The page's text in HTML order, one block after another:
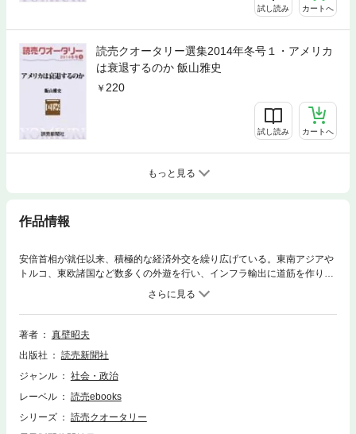
試し読み カートへ
読売クオータリー選集2014年冬号１・アメリカ
は衰退するのか 飯山雅史
220
試し読み カートへ
もっと見る
作品情報
安倍首相が就任以来、積極的な経済外交を繰り広げている。東南アジアや
トルコ、東欧諸国など数多くの外遊を行い、インフラ輸出に道筋を作り出
している。元みずほ総研首席研究員の筆者は、こうした積極的なトップセ
ールスを評価する一方、経済に傾き過ぎる外交姿勢に苦言を呈し、あらた
めて外交の本来の意味を指摘している。内容：わが国を取り巻く経済環境
の変化▽安倍首相の「経済外交」の実績と成果▽今後、積極経済外交に望
著者
真壁昭夫
出版社
読売新聞社
ジャンル
社会・政治
レーベル
読売ebooks
シリーズ
読売クオータリー